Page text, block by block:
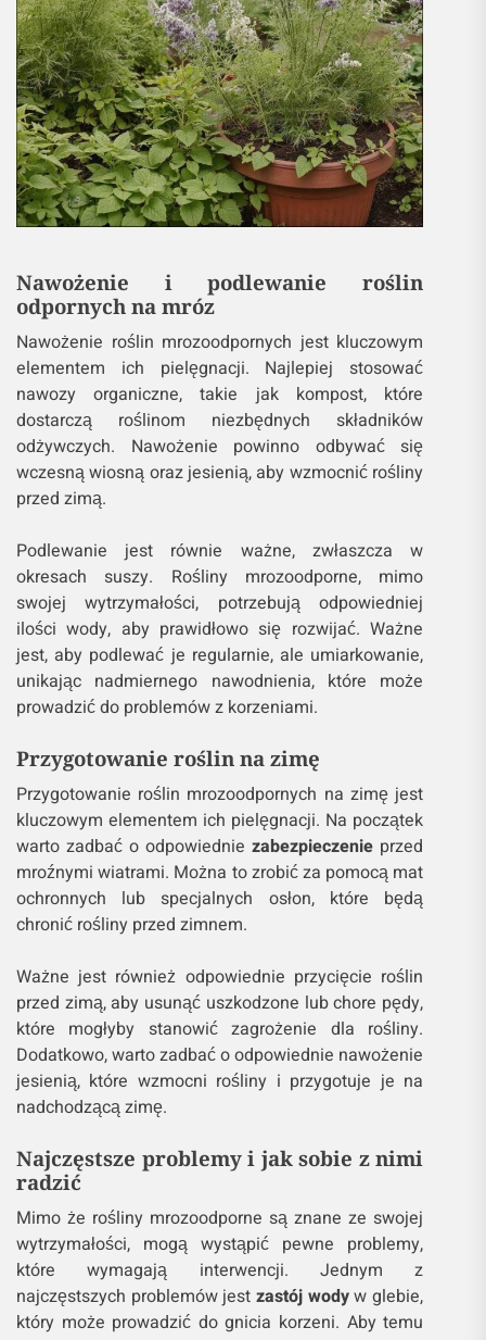
Nawożenie i podlewanie roślin
odpornych na mróz
Nawożenie roślin mrozoodpornych jest kluczowym
elementem ich pielęgnacji. Najlepiej stosować
nawozy organiczne, takie jak kompost, które
dostarczą roślinom niezbędnych składników
odżywczych. Nawożenie powinno odbywać się
wczesną wiosną oraz jesienią, aby wzmocnić rośliny
przed zimą.
Podlewanie jest równie ważne, zwłaszcza w
okresach suszy. Rośliny mrozoodporne, mimo
swojej wytrzymałości, potrzebują odpowiedniej
ilości wody, aby prawidłowo się rozwijać. Ważne
jest, aby podlewać je regularnie, ale umiarkowanie,
unikając nadmiernego nawodnienia, które może
prowadzić do problemów z korzeniami.
Przygotowanie roślin na zimę
Przygotowanie roślin mrozoodpornych na zimę jest
kluczowym elementem ich pielęgnacji. Na początek
warto zadbać o odpowiedniezabezpieczenie przed
mroźnymi wiatrami. Można to zrobić za pomocą mat
ochronnych lub specjalnych osłon, które będą
chronić rośliny przed zimnem.
Ważne jest również odpowiednie przycięcie roślin
przed zimą, aby usunąć uszkodzone lub chore pędy,
które mogłyby stanowić zagrożenie dla rośliny.
Dodatkowo, warto zadbać o odpowiednie nawożenie
jesienią, które wzmocni rośliny i przygotuje je na
nadchodzącą zimę.
Najczęstsze problemy i jak sobie z nimi
radzić
Mimo że rośliny mrozoodporne są znane ze swojej
wytrzymałości, mogą wystąpić pewne problemy,
które wymagają interwencji. Jednym z
najczęstszych problemów jestzastój wodyw glebie,
który może prowadzić do gnicia korzeni. Aby temu